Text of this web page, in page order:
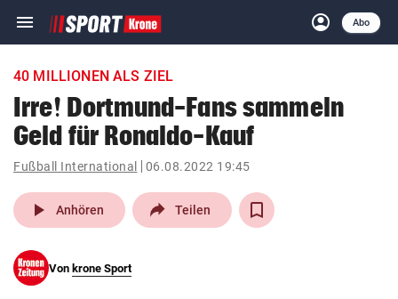
menu Navigation
ein-/ausklappen
account_circle
Anmelden
Abo
close Schließen
account_circle Anmelden
pin_drop
Wien arrow_right
40 MILLIONEN ALS ZIEL
Irre! Dortmund-Fans sammeln
Geld für Ronaldo-Kauf
Fußball International 06.08.2022 19:45
play_arrow Anhören Teilen
Von krone Sport